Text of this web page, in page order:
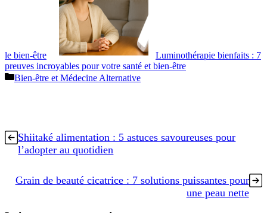
le bien-être
Luminothérapie bienfaits : 7
preuves incroyables pour votre santé et bien-être
Catégories
Bien-être et Médecine Alternative
Shiitaké alimentation : 5 astuces savoureuses pour
l’adopter au quotidien
Grain de beauté cicatrice : 7 solutions puissantes pour
une peau nette